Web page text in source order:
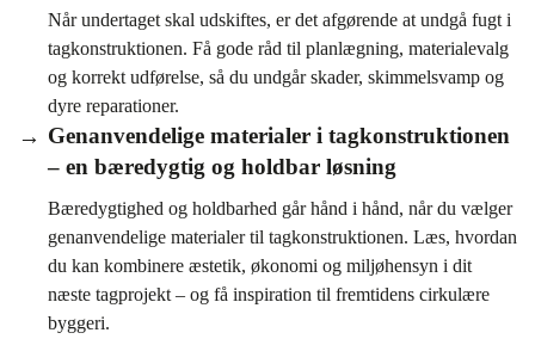
Når undertaget skal udskiftes, er det afgørende at undgå fugt i
tagkonstruktionen. Få gode råd til planlægning, materialevalg
og korrekt udførelse, så du undgår skader, skimmelsvamp og
dyre reparationer.
Genanvendelige materialer i tagkonstruktionen
– en bæredygtig og holdbar løsning
Bæredygtighed og holdbarhed går hånd i hånd, når du vælger
genanvendelige materialer til tagkonstruktionen. Læs, hvordan
du kan kombinere æstetik, økonomi og miljøhensyn i dit
næste tagprojekt – og få inspiration til fremtidens cirkulære
byggeri.